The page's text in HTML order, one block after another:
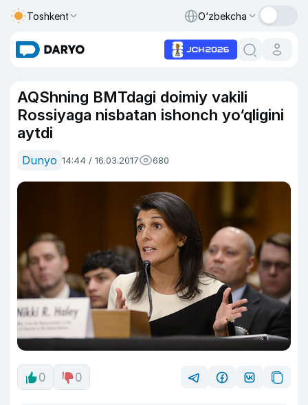
Toshkent O‘zbekcha
AQShning BMTdagi doimiy vakili
Rossiyaga nisbatan ishonch yo‘qligini
aytdi
Dunyo 14:44 / 16.03.2017 680
0 0